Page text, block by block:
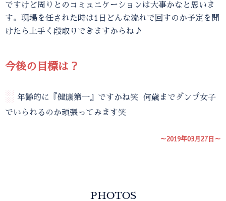
ですけど周りとのコミュニケーションは大事かなと思いま
す。現場を任された時は1日どんな流れで回すのか予定を聞
けたら上手く段取りできますからね♪
今後の目標は？
░ 年齢的に『健康第一』ですかね笑 何歳までダンプ女子
でいられるのか頑張ってみます笑
～2019年03月27日～
PHOTOS